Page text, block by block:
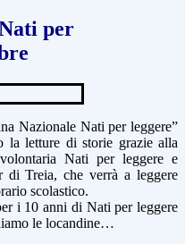
per
Nazionale Nati per leggere”
la letture di storie grazie alla
Nati per leggere e
di Treia, che verrà a leggere
scolastico.
i 10 anni di Nati per leggere
le locandine…